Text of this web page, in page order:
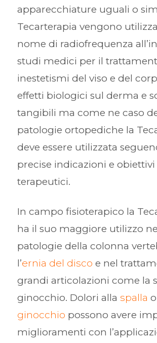
apparecchiature uguali o
Tecarterapia vengono
nome di radiofrequenza
studi medici per il
inestetismi del viso e del
effetti biologici sul derma e
tangibili ma come ne caso
patologie ortopediche la
deve essere utilizzata
precise indicazioni e obiettivi
terapeutici.
In campo fisioterapico la
ha il suo maggiore utilizzo
patologie della colonna
l’ernia del disco e nel
grandi articolazioni come la
ginocchio. Dolori alla spalla o
ginocchio possono avere
miglioramenti con